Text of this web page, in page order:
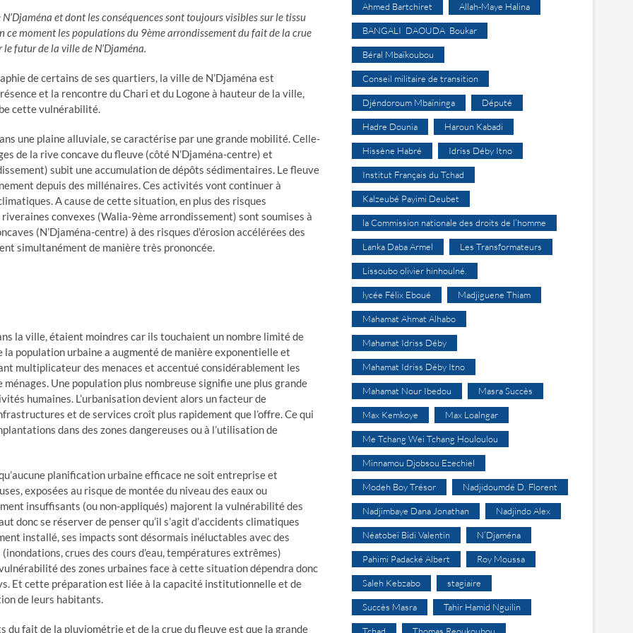
et dont les conséquences sont toujours visibles sur le tissu
ce moment les populations du 9ème arrondissement du fait de la crue
le futur de la ville de N’Djaména.
de certains de ses quartiers, la ville de N’Djaména est
et la rencontre du Chari et du Logone à hauteur de la ville,
cette vulnérabilité.
une plaine alluviale, se caractérise par une grande mobilité. Celle-
de la rive concave du fleuve (côté N’Djaména-centre) et
subit une accumulation de dépôts sédimentaires. Le fleuve
depuis des millénaires. Ces activités vont continuer à
A cause de cette situation, en plus des risques
convexes (Walia-9ème arrondissement) sont soumises à
(N’Djaména-centre) à des risques d’érosion accélérées des
simultanément de manière très prononcée.
la ville, étaient moindres car ils touchaient un nombre limité de
la population urbaine a augmenté de manière exponentielle et
multiplicateur des menaces et accentué considérablement les
Une population plus nombreuse signifie une plus grande
humaines. L’urbanisation devient alors un facteur de
et de services croît plus rapidement que l’offre. Ce qui
dans des zones dangereuses ou à l’utilisation de
planification urbaine efficace ne soit entreprise et
exposées au risque de montée du niveau des eaux ou
insuffisants (ou non-appliqués) majorent la vulnérabilité des
donc se réserver de penser qu’il s’agit d’accidents climatiques
installé, ses impacts sont désormais inéluctables avec des
crues des cours d’eau, températures extrêmes)
des zones urbaines face à cette situation dépendra donc
Et cette préparation est liée à la capacité institutionnelle et de
de leurs habitants.
du fait de la pluviométrie et de la crue du fleuve est que la grande
Ahmed Bartchiret Allah-Maye Halina
BANGALI DAOUDA Boukar
Béral Mbaïkoubou
Conseil militaire de transition
Djéndoroum Mbaïninga Député
Hadre Dounia Haroun Kabadi
Hissène Habré Idriss Déby Itno
Institut Français du Tchad
Kalzeubé Payimi Deubet
la Commission nationale des droits de l’homme
Lanka Daba Armel Les Transformateurs
Lissoubo olivier hinhoulné.
lycée Félix Eboué Madjiguene Thiam
Mahamat Ahmat Alhabo
Mahamat Idriss Déby
Mahamat Idriss Déby Itno
Mahamat Nour Ibedou Masra Succès
Max Kemkoye Max Loalngar
Me Tchang Wei Tchang Houloulou
Minnamou Djobsou Ezechiel
Modeh Boy Trésor Nadjidoumdé D. Florent
Nadjimbaye Dana Jonathan Nadjindo Alex
Néatobeï Bidi Valentin N’Djaména
Pahimi Padacké Albert Roy Moussa
Saleh Kebzabo stagiaire
Succès Masra Tahir Hamid Nguilin